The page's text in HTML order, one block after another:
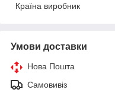
Країна виробник
Умови доставки
Нова Пошта
Самовивіз